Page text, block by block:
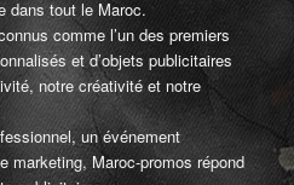
dans tout le Maroc.
comme l’un des premiers
et d’objets publicitaires
notre créativité et notre
un événement
marketing, Maroc-promos répond